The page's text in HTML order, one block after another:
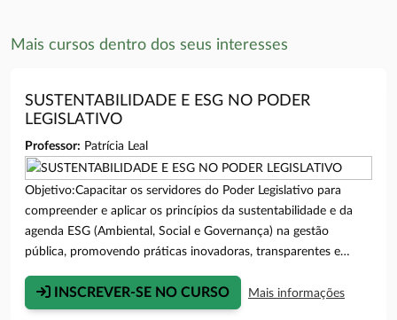
Mais cursos dentro dos seus interesses
SUSTENTABILIDADE E ESG NO PODER
LEGISLATIVO
Professor: Patrícia Leal
Objetivo:Capacitar os servidores do Poder Legislativo para
compreender e aplicar os princípios da sustentabilidade e da
agenda ESG (Ambiental, Social e Governança) na gestão
pública, promovendo práticas inovadoras, transparentes e
institucional e para o alcance dos Objetivos de
Desenvolvimento Sustentável (ODS).Público Alvo:Apenas
INSCREVER-SE NO CURSO Mais informações